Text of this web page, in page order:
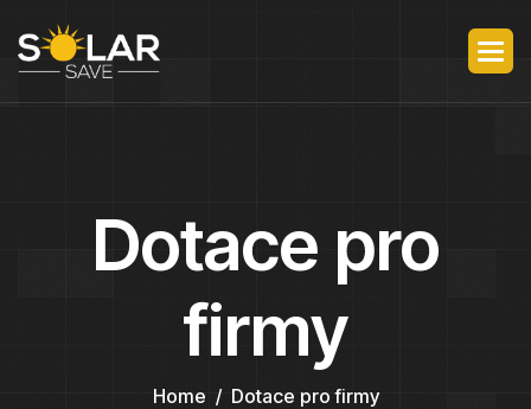
Dotace pro
firmy
Home Dotace pro firmy